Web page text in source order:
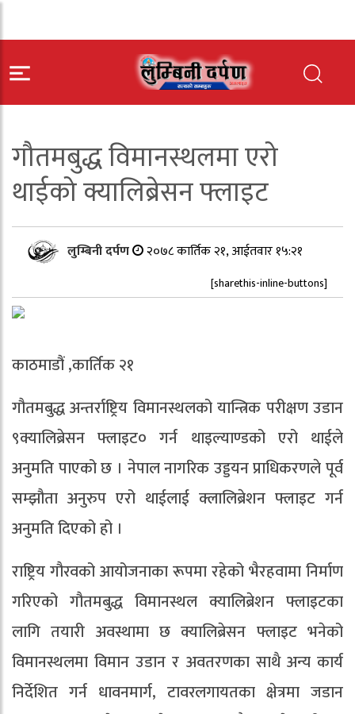
गौतमबुद्ध विमानस्थलमा एरो
थाईको क्यालिब्रेसन फ्लाइट
लुम्बिनी दर्पण २०७८ कार्तिक २१, आईतवार १५:२१
[sharethis-inline-buttons]
काठमाडौं ,कार्तिक २१
गौतमबुद्ध अन्तर्राष्ट्रिय विमानस्थलको यान्त्रिक परीक्षण उडान
९क्यालिब्रेसन फ्लाइट० गर्न थाइल्याण्डको एरो थाईले
अनुमति पाएको छ । नेपाल नागरिक उड्डयन प्राधिकरणले पूर्व
सम्झौता अनुरुप एरो थाईलाई क्लालिब्रेशन फ्लाइट गर्न
अनुमति दिएको हो ।
राष्ट्रिय गौरवको आयोजनाका रूपमा रहेको भैरहवामा निर्माण
गरिएको गौतमबुद्ध विमानस्थल क्यालिब्रेशन फ्लाइटका
लागि तयारी अवस्थामा छ क्यालिब्रेसन फ्लाइट भनेको
विमानस्थलमा विमान उडान र अवतरणका साथै अन्य कार्य
निर्देशित गर्न धावनमार्ग, टावरलगायतका क्षेत्रमा जडान